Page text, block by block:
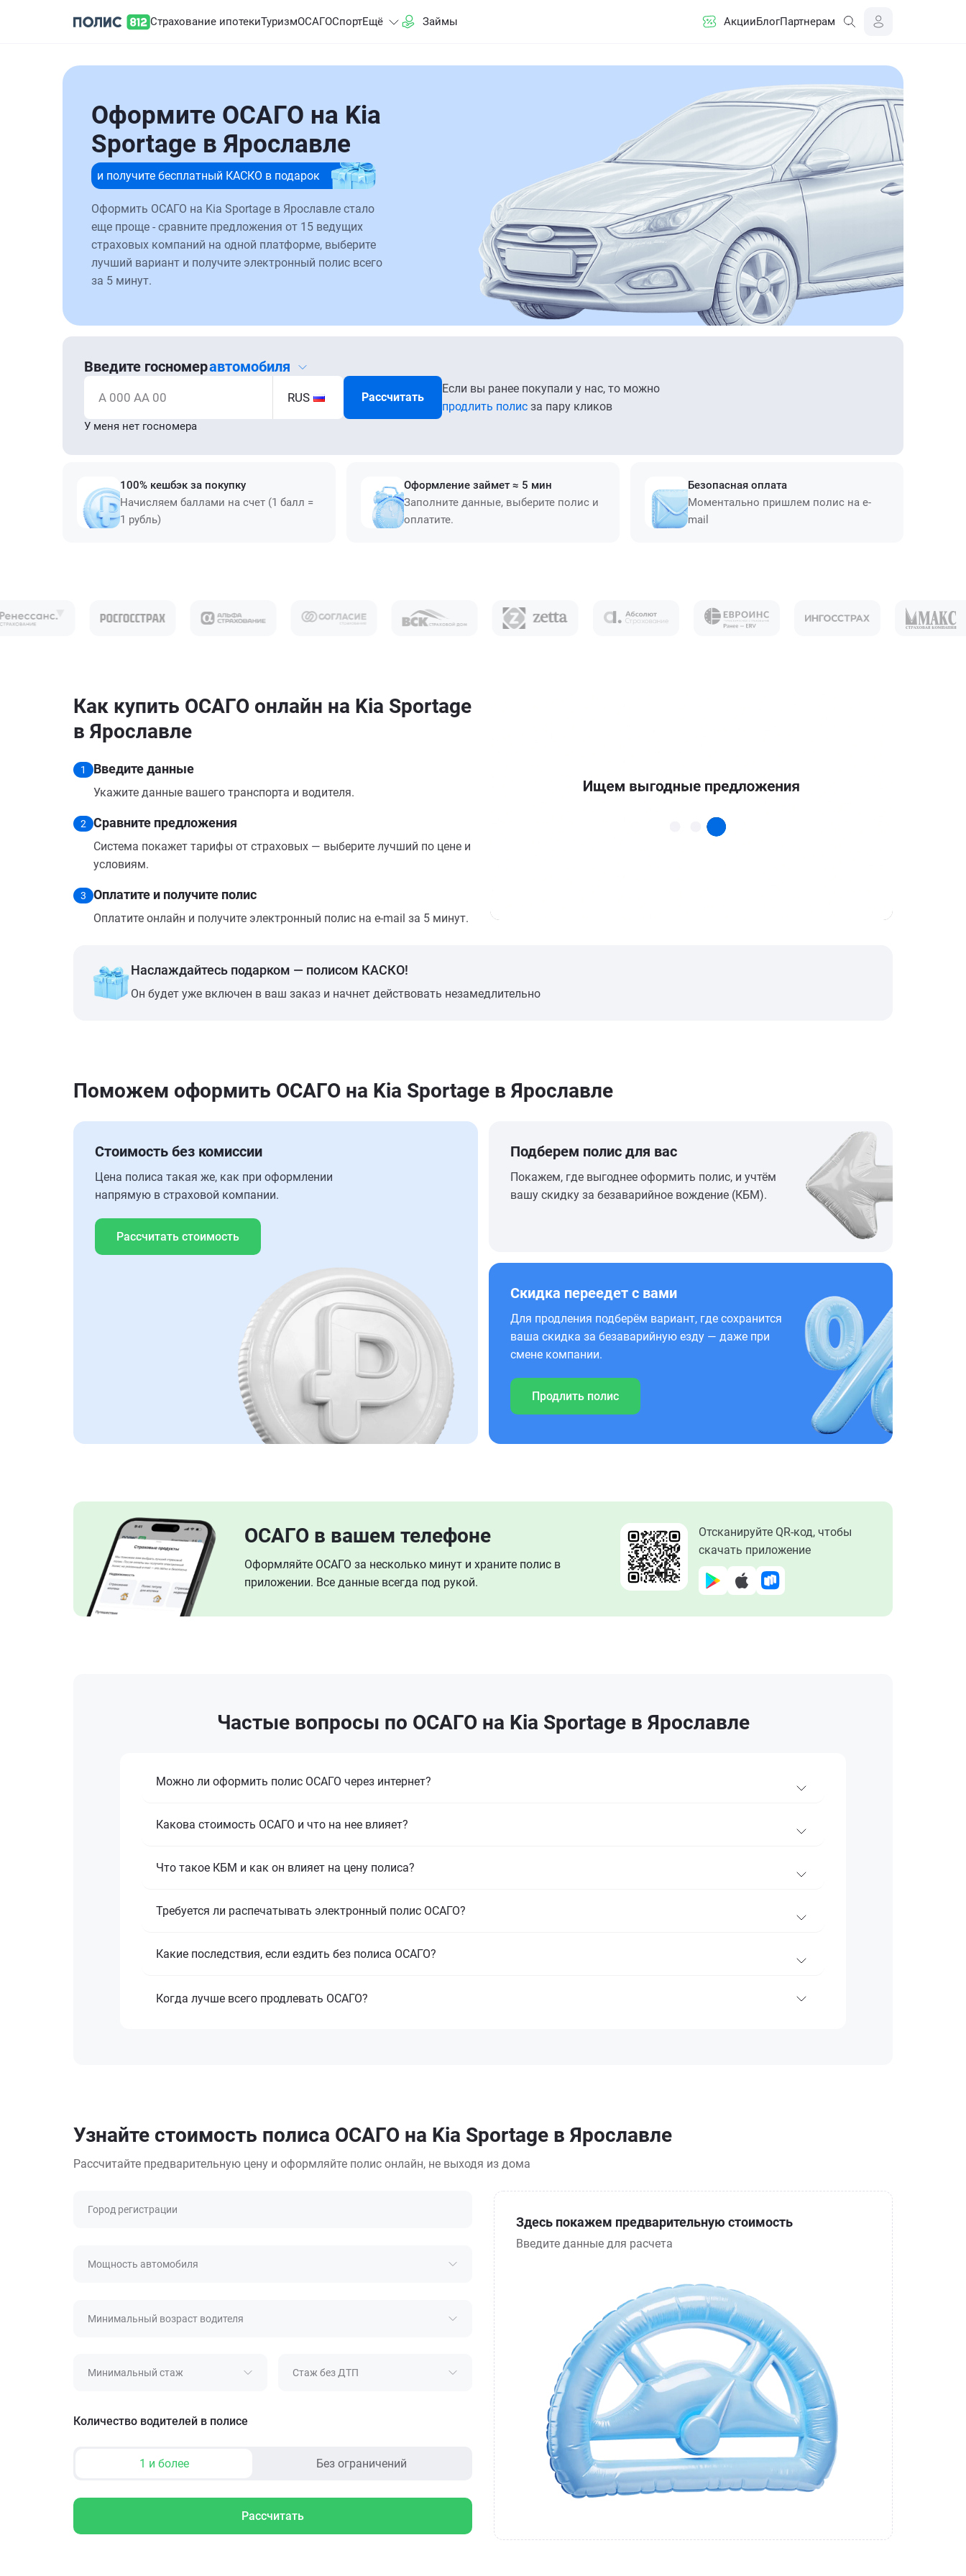
Страхование ипотекиТуризмОСАГОСпортЕщё Займы АкцииБлогПартнерам
Оформите ОСАГО на Kia
Sportage в Ярославле
и получите бесплатный КАСКО в подарок
Оформить ОСАГО на Kia Sportage в Ярославле стало
еще проще - сравните предложения от 15 ведущих
страховых компаний на одной платформе, выберите
лучший вариант и получите электронный полис всего
за 5 минут.
Введите госномеравтомобиля
А 000 АА 00 RUS Рассчитать
Если вы ранее покупали у нас, то можно
продлить полис за пару кликов
У меня нет госномера
100% кешбэк за покупку
Начисляем баллами на счет (1 балл =
1 рубль)
Оформление займет ≈ 5 мин
Заполните данные, выберите полис и
оплатите.
Безопасная оплата
Моментально пришлем полис на e-
mail
Как купить ОСАГО онлайн на Kia Sportage
в Ярославле
1 Введите данные
Укажите данные вашего транспорта и водителя.
2 Сравните предложения
Система покажет тарифы от страховых — выберите лучший по цене и
условиям.
3 Оплатите и получите полис
Оплатите онлайн и получите электронный полис на e-mail за 5 минут.
Наслаждайтесь подарком — полисом КАСКО!
Он будет уже включен в ваш заказ и начнет действовать незамедлительно
Поможем оформить ОСАГО на Kia Sportage в Ярославле
Стоимость без комиссии
Цена полиса такая же, как при оформлении
напрямую в страховой компании.
Рассчитать стоимость
Подберем полис для вас
Покажем, где выгоднее оформить полис, и учтём
вашу скидку за безаварийное вождение (КБМ).
Скидка переедет с вами
Для продления подберём вариант, где сохранится
ваша скидка за безаварийную езду — даже при
смене компании.
Продлить полис
ОСАГО в вашем телефоне
Оформляйте ОСАГО за несколько минут и храните полис в
приложении. Все данные всегда под рукой.
Отсканируйте QR-код, чтобы
скачать приложение
Частые вопросы по ОСАГО на Kia Sportage в Ярославле
Можно ли оформить полис ОСАГО через интернет?
Какова стоимость ОСАГО и что на нее влияет?
Что такое КБМ и как он влияет на цену полиса?
Требуется ли распечатывать электронный полис ОСАГО?
Какие последствия, если ездить без полиса ОСАГО?
Когда лучше всего продлевать ОСАГО?
Узнайте стоимость полиса ОСАГО на Kia Sportage в Ярославле
Рассчитайте предварительную цену и оформляйте полис онлайн, не выходя из дома
Город регистрации
Мощность автомобиля
Минимальный возраст водителя
Минимальный стаж Стаж без ДТП
Количество водителей в полисе
1 и более Без ограничений
Рассчитать
Здесь покажем предварительную стоимость
Введите данные для расчета